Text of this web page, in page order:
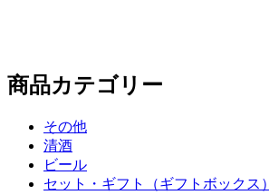
商品カテゴリー
その他
清酒
ビール
セット・ギフト（ギフトボックス）